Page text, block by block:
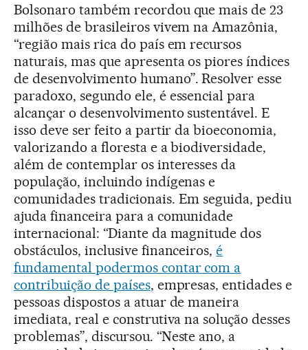
Bolsonaro também recordou que mais de 23
milhões de brasileiros vivem na Amazônia,
“região mais rica do país em recursos
naturais, mas que apresenta os piores índices
de desenvolvimento humano”. Resolver esse
paradoxo, segundo ele, é essencial para
alcançar o desenvolvimento sustentável. E
isso deve ser feito a partir da bioeconomia,
valorizando a floresta e a biodiversidade,
além de contemplar os interesses da
população, incluindo indígenas e
comunidades tradicionais. Em seguida, pediu
ajuda financeira para a comunidade
internacional: “Diante da magnitude dos
obstáculos, inclusive financeiros,é
fundamental podermos contar com a
contribuição de países, empresas, entidades e
pessoas dispostos a atuar de maneira
imediata, real e construtiva na solução desses
problemas”, discursou. “Neste ano, a